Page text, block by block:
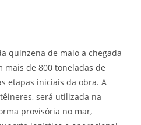
quinzena de maio a chegada
mais de 800 toneladas de
etapas iniciais da obra. A
será utilizada na
provisória no mar,